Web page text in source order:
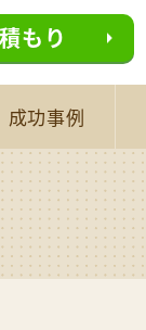
もり
成功事例